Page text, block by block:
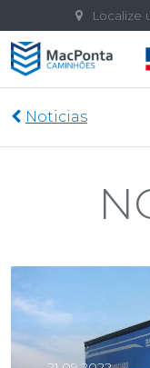
Localize
Navegação
Noticias